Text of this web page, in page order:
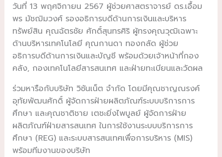
วันที่ 13 พฤศจิกายน 2567 ผู้ช่วยศาสตราจารย์ ดร.เอื้อม
พร มัชฌิมวงศ์ รองอธิการบดีด้านการเงินและบริหาร
ทรัพย์สิน คุณฉัตรชัย ศักดิ์สุนทรศิริ ผู้ทรงคุณวุฒิเฉพาะ
ด้านบริหารเทคโนโลยี คุณกานดา ทองกลัด ผู้ช่วย
อธิการบดีด้านการเงินและบัญชี พร้อมด้วยเจ้าหน้าที่กอง
คลัง, กองเทคโนโลยีสารสนเทศ และฝ่ายทะเบียนและวัดผล
ร่วมหารือกับบริษัท วิชันเน็ต จำกัด โดยมีคุณชาญณรงค์
อุทัยพัฒนศักดิ์ ผู้จัดการฝ่ายผลิตภัณฑ์ระบบบริการการ
ศึกษา และคุณชาติชาย เตชะยิ่งไพบูลย์ ผู้จัดการฝ่าย
ผลิตภัณฑ์ฝ่ายสารสนเทศ ในการใช้งานระบบบริการการ
ศึกษา (REG) และระบบสารสนเทศเพื่อการบริหาร (MIS)
พร้อมทีมงานของบริษัท